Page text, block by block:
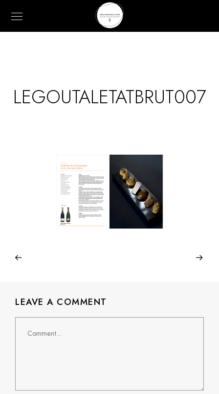
LEGOUTALETATBRUT007
LEAVE A COMMENT